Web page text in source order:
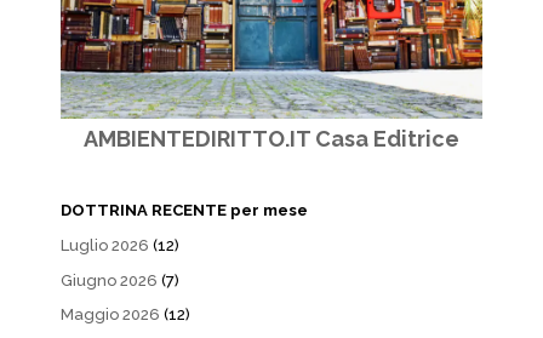
AMBIENTEDIRITTO.IT Casa Editrice
DOTTRINA RECENTE per mese
Luglio 2026 (12)
Giugno 2026 (7)
Maggio 2026 (12)